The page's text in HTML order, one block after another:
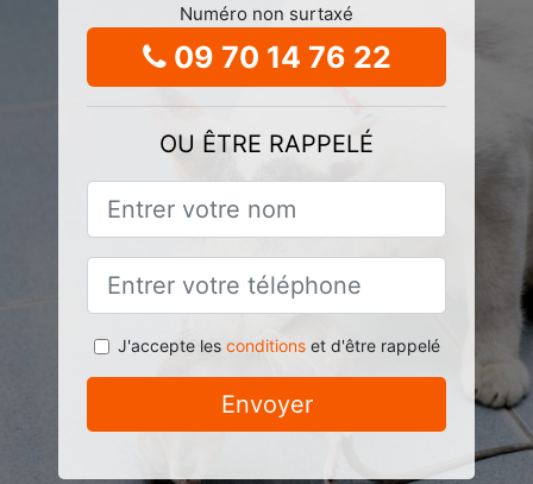
Numéro non surtaxé
09 70 14 76 22
OU ÊTRE RAPPELÉ
J'accepte les conditionset d'être rappelé
Envoyer